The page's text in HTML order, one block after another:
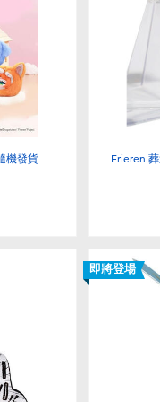
機發貨 Frieren
即將登場